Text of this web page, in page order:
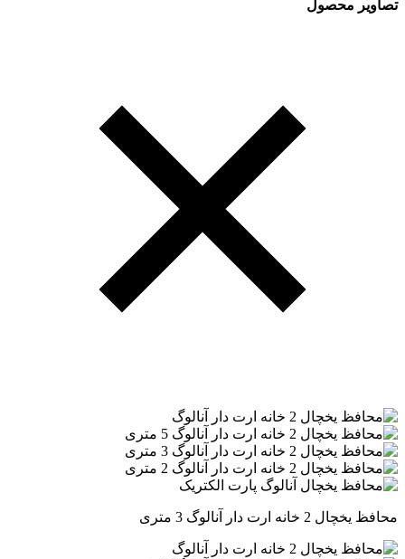
تصاویر محصول
محافظ یخچال 2 خانه ارت دار آنالوگ 3 متری